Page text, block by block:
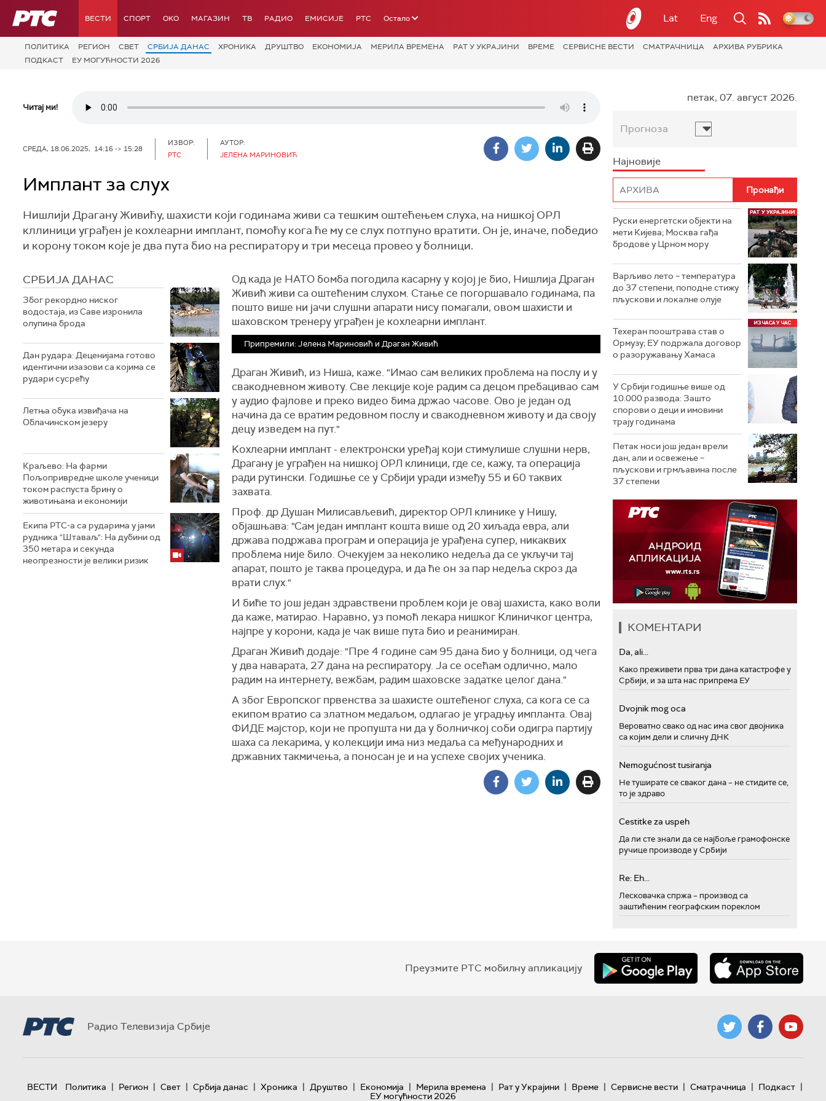
РТС ВЕСТИ СПОРТ OKO МАГАЗИН ТВ РАДИО ЕМИСИЈЕ РТС Остало Lat Eng
ПОЛИТИКА РЕГИОН СВЕТ СРБИЈА ДАНАС ХРОНИКА ДРУШТВО ЕКОНОМИЈА МЕРИЛА ВРЕМЕНА РАТ У УКРАЈИНИ ВРЕМЕ СЕРВИСНЕ ВЕСТИ СМАТРАЧНИЦА
АРХИВА РУБРИКА
ПОДКАСТ
ЕУ МОГУЋНОСТИ 2026
Читај ми!
СРЕДА, 18.06.2025, 14:16 -> 15:28
ИЗВОР:
РТС
АУТОР:
ЈЕЛЕНА МАРИНОВИЋ
Имплант за слух
Нишлији Драгану Живићу, шахисти који годинама живи са тешким оштећењем слуха, на нишкој ОРЛ
кллиници уграђен је кохлеарни имплант, помоћу кога ће му се слух потпуно вратити. Он је, иначе, победио
и корону током које је два пута био на респиратору и три месеца провео у болници.
СРБИЈА ДАНАС
Због рекордно ниског
водостаја, из Саве изронила
олупина брода
Дан рудара: Деценијама готово
идентични изазови са којима се
рудари сусрећу
Летња обука извиђача на
Облачинском језеру
Краљево: На фарми
Пољопривредне школе ученици
током распуста брину о
животињама и економији
Екипа РТС-а са рударима у јами
рудника "Штаваљ": На дубини од
350 метара и секунда
неопрезности је велики ризик
Од када је НАТО бомба погодила касарну у којој је био, Нишлија Драган
Живић живи са оштећеним слухом. Стање се погоршавало годинама, па
пошто више ни јачи слушни апарати нису помагали, овом шахисти и
шаховском тренеру уграђен је кохлеарни имплант.
Припремили: Јелена Мариновић и Драган Живић
Драган Живић, из Ниша, каже. "Имао сам великих проблема на послу и у
свакодневном животу. Све лекције које радим са децом пребацивао сам
у аудио фајлове и преко видео бима држао часове. Ово је један од
начина да се вратим редовном послу и свакодневном животу и да своју
децу изведем на пут."
Kохлеарни имплант - електронски уређај који стимулише слушни нерв,
Драгану је уграђен на нишкој ОРЛ клиници, где се, кажу, та операција
ради рутински. Годишње се у Србији уради између 55 и 60 таквих
захвата.
Проф. др Душан Милисављевић, директор ОРЛ клинике у Нишу,
објашњава: "Сам један имплант кошта више од 20 хиљада евра, али
држава подржава програм и операција је урађена супер, никаквих
проблема није било. Очекујем за неколико недеља да се укључи тај
апарат, пошто је таква процедура, и да ће он за пар недеља скроз да
врати слух."
И биће то још један здравствени проблем који је овај шахиста, како воли
да каже, матирао. Наравно, уз помоћ лекара нишког Kлиничког центра,
најпре у корони, када је чак више пута био и реанимиран.
Драган Живић додаје: "Пре 4 године сам 95 дана био у болници, од чега
у два наварата, 27 дана на респиратору. Ја се осећам одлично, мало
радим на интернету, вежбам, радим шаховске задатке целог дана."
А због Европског првенства за шахисте оштећеног слуха, са кога се са
екипом вратио са златном медаљом, одлагао је уградњу импланта. Овај
ФИДЕ мајстор, који не пропушта ни да у болничкој соби одигра партију
шаха са лекарима, у колекцији има низ медаља са међународних и
државних такмичења, а поносан је и на успехе својих ученика.
петак, 07. август 2026.
Прогноза
Најновије
Руски енергетски објекти на
мети Кијева; Москва гађа
бродове у Црном мору
Варљиво лето – температура
до 37 степени, поподне стижу
пљускови и локалне олује
Техеран пооштрава став о
Ормузу; ЕУ подржала договор
о разоружавању Хамаса
У Србији годишње више од
10.000 развода: Зашто
спорови о деци и имовини
трају годинама
Петак носи још један врели
дан, али и освежење –
пљускови и грмљавина после
37 степени
КОМЕНТАРИ
Da, ali...
Како преживети прва три дана катастрофе у
Србији, и за шта нас припрема ЕУ
Dvojnik mog oca
Вероватно свако од нас има свог двојника
са којим дели и сличну ДНК
Nemogućnost tusiranja
Не туширате се сваког дана – не стидите се,
то је здраво
Cestitke za uspeh
Да ли сте знали да се најбоље грамофонске
ручице производе у Србији
Re: Eh...
Лесковачка спржа – производ са
заштићеним географским пореклом
Преузмите РТС мобилну апликацију
Радио Телевизија Србије
ВЕСТИ Политика | Регион | Свет | Србија данас | Хроника | Друштво | Економија | Мерила времена | Рат у Украјини | Време | Сервисне вести | Сматрачница | Подкаст |
ЕУ могућности 2026